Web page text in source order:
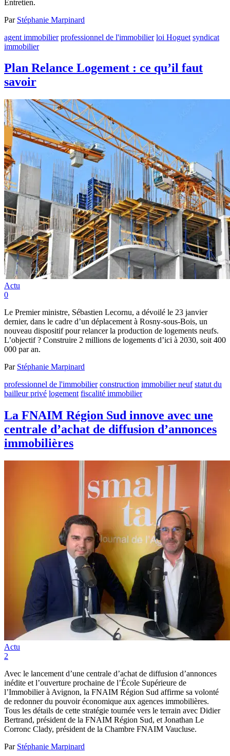
Entretien.
Par Stéphanie Marpinard
agent immobilier professionnel de l'immobilier loi Hoguet syndicat
immobilier
Plan Relance Logement : ce qu’il faut
savoir
Actu
0
Le Premier ministre, Sébastien Lecornu, a dévoilé le 23 janvier
dernier, dans le cadre d’un déplacement à Rosny-sous-Bois, un
nouveau dispositif pour relancer la production de logements neufs.
L’objectif ? Construire 2 millions de logements d’ici à 2030, soit 400
000 par an.
Par Stéphanie Marpinard
professionnel de l'immobilier construction immobilier neuf statut du
bailleur privé logement fiscalité immobilier
La FNAIM Région Sud innove avec une
centrale d’achat de diffusion d’annonces
immobilières
Actu
2
Avec le lancement d’une centrale d’achat de diffusion d’annonces
inédite et l’ouverture prochaine de l’École Supérieure de
l’Immobilier à Avignon, la FNAIM Région Sud affirme sa volonté
de redonner du pouvoir économique aux agences immobilières.
Tous les détails de cette stratégie tournée vers le terrain avec Didier
Bertrand, président de la FNAIM Région Sud, et Jonathan Le
Corronc Clady, président de la Chambre FNAIM Vaucluse.
Par Stéphanie Marpinard